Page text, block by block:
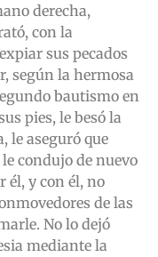
derecha,
con la
sus pecados
según la hermosa
bautismo en
pies, le besó la
le aseguró que
condujo de nuevo
él, y con él, no
de las
No lo dejó
mediante la